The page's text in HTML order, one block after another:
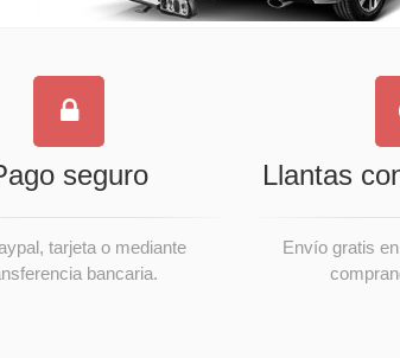
seguro
tarjeta o mediante
bancaria.
Llantas
Envío gratis